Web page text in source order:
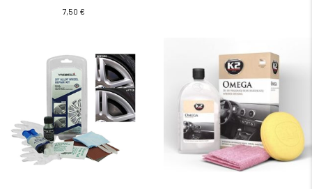
7,50 €